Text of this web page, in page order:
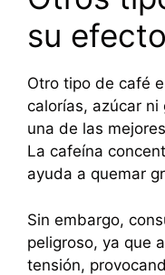
su
Otro tipo de café
calorías, azúcar ni
una de las
La cafeína
ayuda a quemar
Sin embargo,
peligroso, ya que
tensión,